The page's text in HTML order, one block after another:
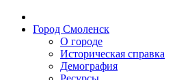
Город Смоленск
О городе
Историческая справка
Демография